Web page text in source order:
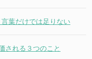
葉だけでは足りない
される３つのこと